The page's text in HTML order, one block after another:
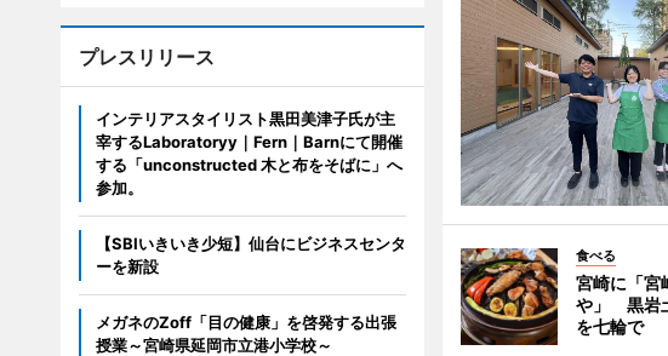
食べる
宮崎に「宮
や」 黒岩
を七輪で
プレスリリース
インテリアスタイリスト黒田美津子氏が主
宰するLaboratoryy｜Fern｜Barnにて開催
する「unconstructed 木と布をそばに」へ
参加。
【SBIいきいき少短】仙台にビジネスセンタ
ーを新設
メガネのZoff「目の健康」を啓発する出張
授業～宮崎県延岡市立港小学校～